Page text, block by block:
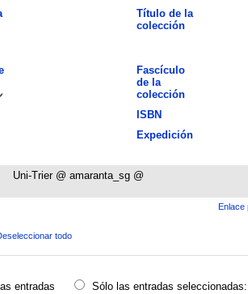
Título de la
colección
Fascículo
de la
colección
ISBN
Expedición
Uni-Trier @ amaranta_sg @
Enlace
todo
entradas
Sólo las entradas seleccionadas: